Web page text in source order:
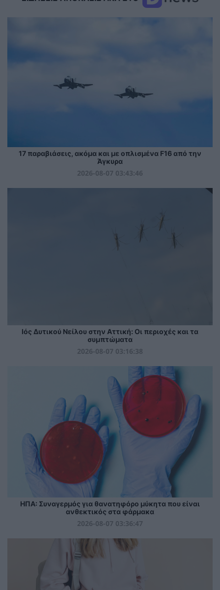
17 παραβιάσεις, ακόμα και με οπλισμένα F16 από την
Άγκυρα
2026-08-07 03:43:46
Ιός Δυτικού Νείλου στην Αττική: Οι περιοχές και τα
συμπτώματα
2026-08-07 03:16:38
ΗΠΑ: Συναγερμός για θανατηφόρο μύκητα που είναι
ανθεκτικός στα φάρμακα
2026-08-07 03:36:47